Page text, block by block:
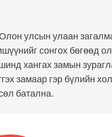
улсын улаан
сонгох бөгөөд
хангах замын
замаар гэр бүлийн
батална.